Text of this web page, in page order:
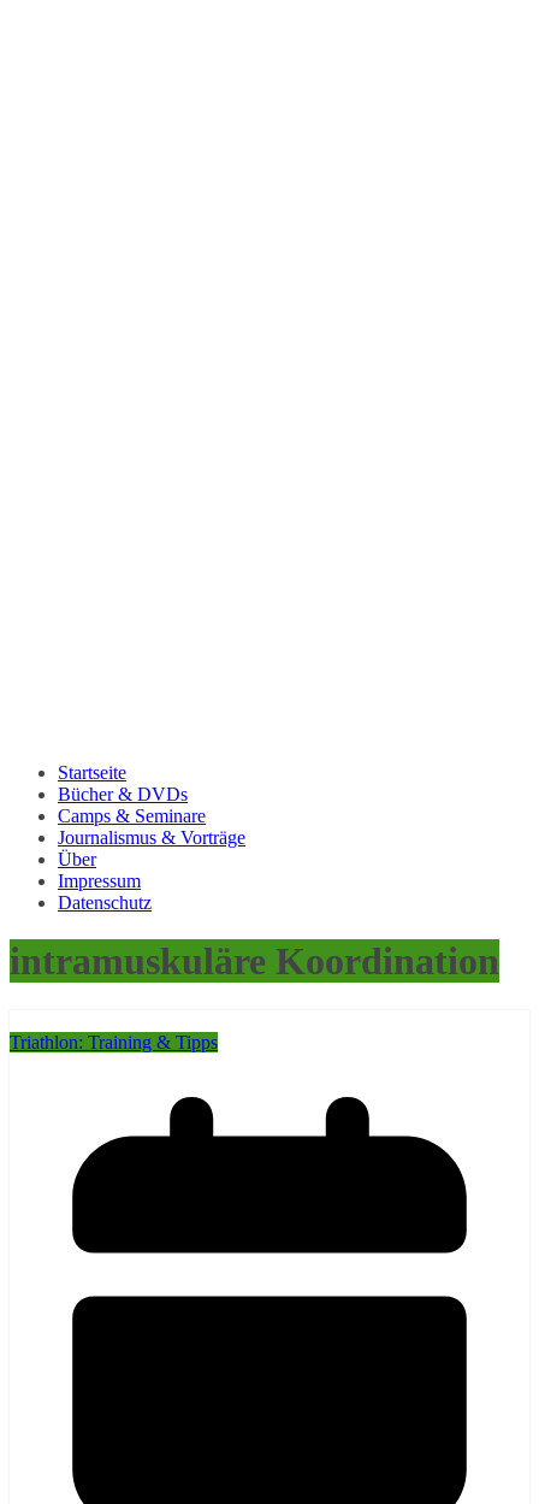
Startseite
Bücher & DVDs
Camps & Seminare
Journalismus & Vorträge
Über
Impressum
Datenschutz
intramuskuläre Koordination
Triathlon: Training & Tipps